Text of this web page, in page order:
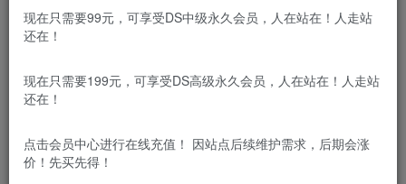
本站付费资源为网络虚拟产品，由于网络资源具有极快的可复制性，
于商业用途。如有侵权、不妥之处，请第一时间联系我们删
除！
本站所有内容来自互联网收集，仅供学习和交流，请勿用于商业
用途。如有侵权、不妥之处，请第一时间联系我们删除！
现在只需要99元，可享受DS中级永久会员，人在站在！人走站
还在！
现在只需要199元，可享受DS高级永久会员，人在站在！人走站
还在！
点击会员中心进行在线充值！ 因站点后续维护需求，后期会涨
价！先买先得！